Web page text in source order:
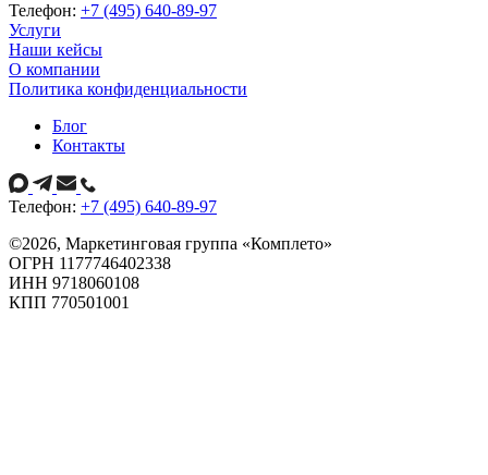
Телефон: +7 (495) 640-89-97
Услуги
Наши кейсы
О компании
Политика конфиденциальности
Блог
Контакты
Телефон: +7 (495) 640-89-97
©2026, Маркетинговая группа «Комплето»
ОГРН 1177746402338
ИНН 9718060108
КПП 770501001